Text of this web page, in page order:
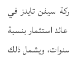
سيفن تايدز في
استثمار بنسبة
ويشمل ذلك